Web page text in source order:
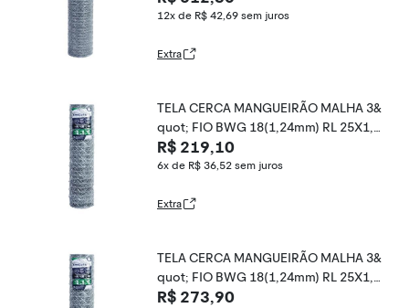
12x de R$ 42,69 sem juros
Extra
TELA CERCA MANGUEIRÃO MALHA 3&
quot; FIO BWG 18(1,24mm) RL 25X1,2
m
R$ 219,10
6x de R$ 36,52 sem juros
Extra
TELA CERCA MANGUEIRÃO MALHA 3&
quot; FIO BWG 18(1,24mm) RL 25X1,5
m
R$ 273,90